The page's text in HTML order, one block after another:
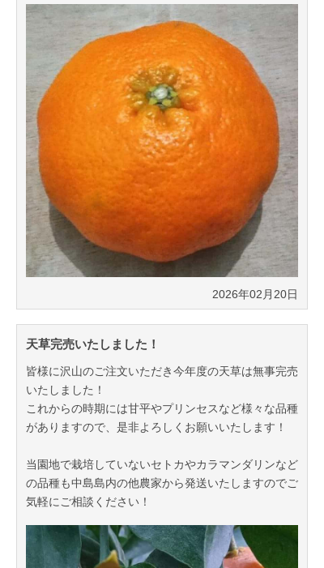
2026年02月20日
天草完売いたしました！
皆様に沢山のご注文いただき今年度の天草は無事完売
いたしました！
これからの時期には甘平やプリンセスなど様々な品種
がありますので、是非よろしくお願いいたします！
当園地で栽培していないセトカやカラマンダリンなど
の品種も中島島内の他農家から発送いたしますのでご
気軽にご相談ください！